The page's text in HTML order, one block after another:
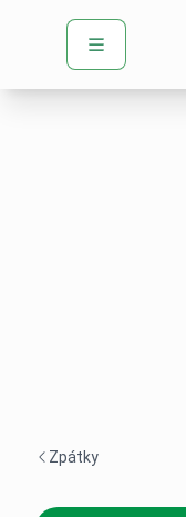
Navigace zpět -
Zpátky